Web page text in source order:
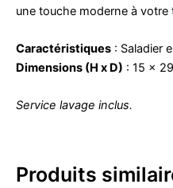
une touche moderne à votre
Caractéristiques : Saladier
Dimensions (H x D) : 15 x
Service lavage inclus.
Produits